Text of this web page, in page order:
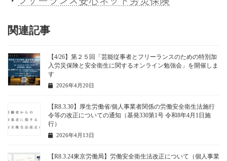
関連記事
【4/26】第２５回「芸能従事者とフリーランスのための特別加
入労災保険と安全衛生に関するオンライン勉強会」を開催しま
す
2026年4月20日
【R8.3.30】厚生労働省/個人事業者関係の労働安全衛生法施行
令等の改正についての通知（基発330第1号 令和8年4月1日施
行）
2026年4月13日
【R8.3.24東京労働局】労働安全衛生法改正について（個人事業